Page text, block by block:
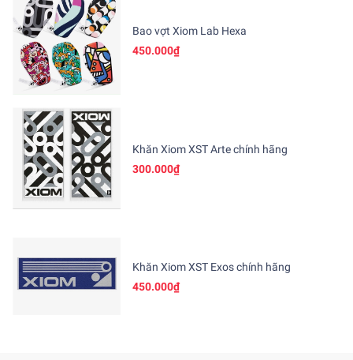
Bao vợt Xiom Lab Hexa
450.000₫
Khăn Xiom XST Arte chính hãng
300.000₫
Khăn Xiom XST Exos chính hãng
450.000₫